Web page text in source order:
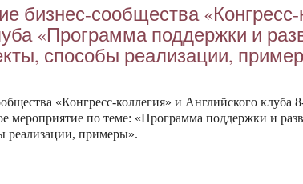
биз­нес-со­об­щес­тва
«Прог­рамма под­дер­жки и
спо­собы ре­али­зации,
«Кон­гресс-кол­ле­гия» и Ан­глий­ско­го клу­ба
ме­роп­ри­ятие по те­ме: «Прог­рамма под­дер­жки и
ре­али­зации, при­меры».